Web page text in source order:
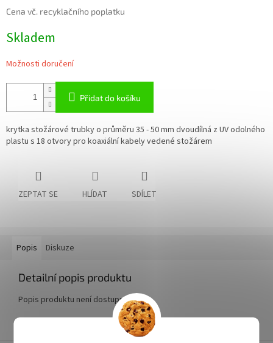
Měrná
Cena vč. recyklačního poplatku
Skladem
Možnosti doručení
Přidat do košíku
krytka stožárové trubky o průměru 35 - 50 mm dvoudílná z UV odolného
plastu s 18 otvory pro koaxiální kabely vedené stožárem
ZEPTAT SE HLÍDAT SDÍLET
Popis Diskuze
Detailní popis produktu
Popis produktu není dostupný